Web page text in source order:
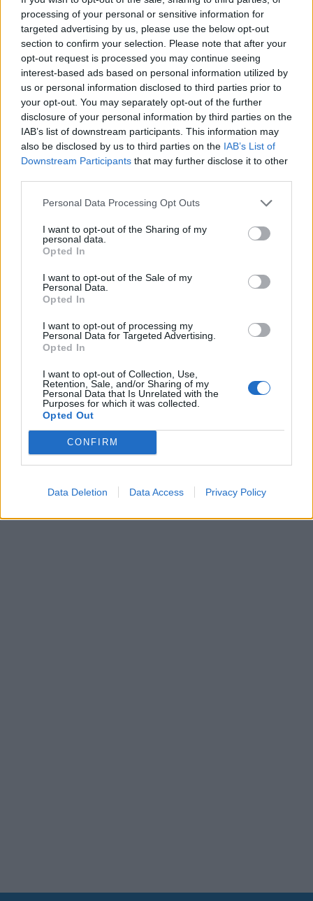
processing of your personal or sensitive information for
targeted advertising by us, please use the below opt-out
section to confirm your selection. Please note that after your
opt-out request is processed you may continue seeing
interest-based ads based on personal information utilized by
us or personal information disclosed to third parties prior to
your opt-out. You may separately opt-out of the further
disclosure of your personal information by third parties on the
IAB’s list of downstream participants. This information may
also be disclosed by us to third parties on the IAB’s List of
Downstream Participants that may further disclose it to other
Personal Data Processing Opt Outs
I want to opt-out of the Sharing of my
personal data.
Opted In
I want to opt-out of the Sale of my
Personal Data.
Opted In
I want to opt-out of processing my
Personal Data for Targeted Advertising.
Opted In
I want to opt-out of Collection, Use,
Retention, Sale, and/or Sharing of my
Personal Data that Is Unrelated with the
Purposes for which it was collected.
Opted Out
CONFIRM
Data Deletion Data Access Privacy Policy